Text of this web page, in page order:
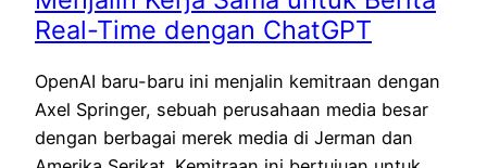
Real-Time dengan ChatGPT
OpenAI baru-baru ini menjalin kemitraan dengan
Axel Springer, sebuah perusahaan media besar
dengan berbagai merek media di Jerman dan